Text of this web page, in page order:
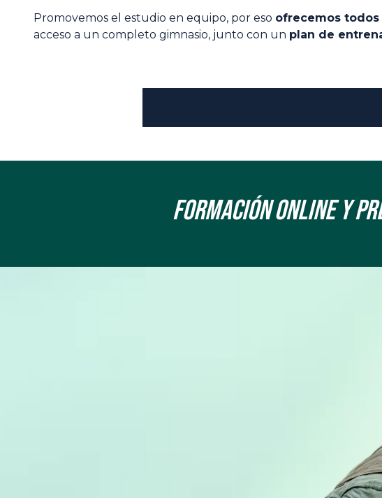
Promovemos el estudio en equipo, por eso ofrecemos
acceso a un completo gimnasio, junto con un plan de
Formación onLine y